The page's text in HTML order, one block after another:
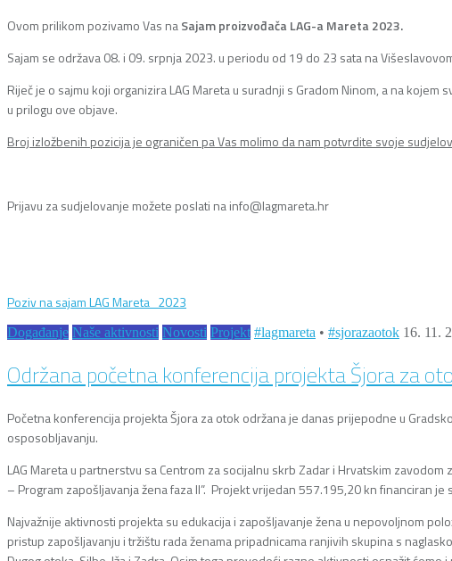
Ovom prilikom pozivamo Vas naSajam proizvođača LAG-a Mareta 2023.
Sajam se održava 08. i 09. srpnja 2023. u periodu od 19 do 23 sata na
Riječ je o sajmu koji organizira LAG Mareta u suradnji s Gradom Ninom, a na
u prilogu ove objave.
Broj izložbenih pozicija je ograničen pa Vas molimo da nam potvrdite svoje
Prijavu za sudjelovanje možete poslati na info@lagmareta.hr
Poziv na sajam LAG Mareta_2023
Događanje Naše aktivnosti Novosti Projekt #lagmareta • #sjorazaotok 16. 11.
Održana početna konferencija projekta Šjora za
Početna konferencija projekta Šjora za otok održana je danas prijepodne u
osposobljavanju.
LAG Mareta u partnerstvu sa Centrom za socijalnu skrb Zadar i Hrvatskim
– Program zapošljavanja žena faza II”. Projekt vrijedan 557.195,20 kn financiran
Najvažnije aktivnosti projekta su edukacija i zapošljavanje žena u nepovoljnom
pristup zapošljavanju i tržištu rada ženama pripadnicama ranjivih skupina s